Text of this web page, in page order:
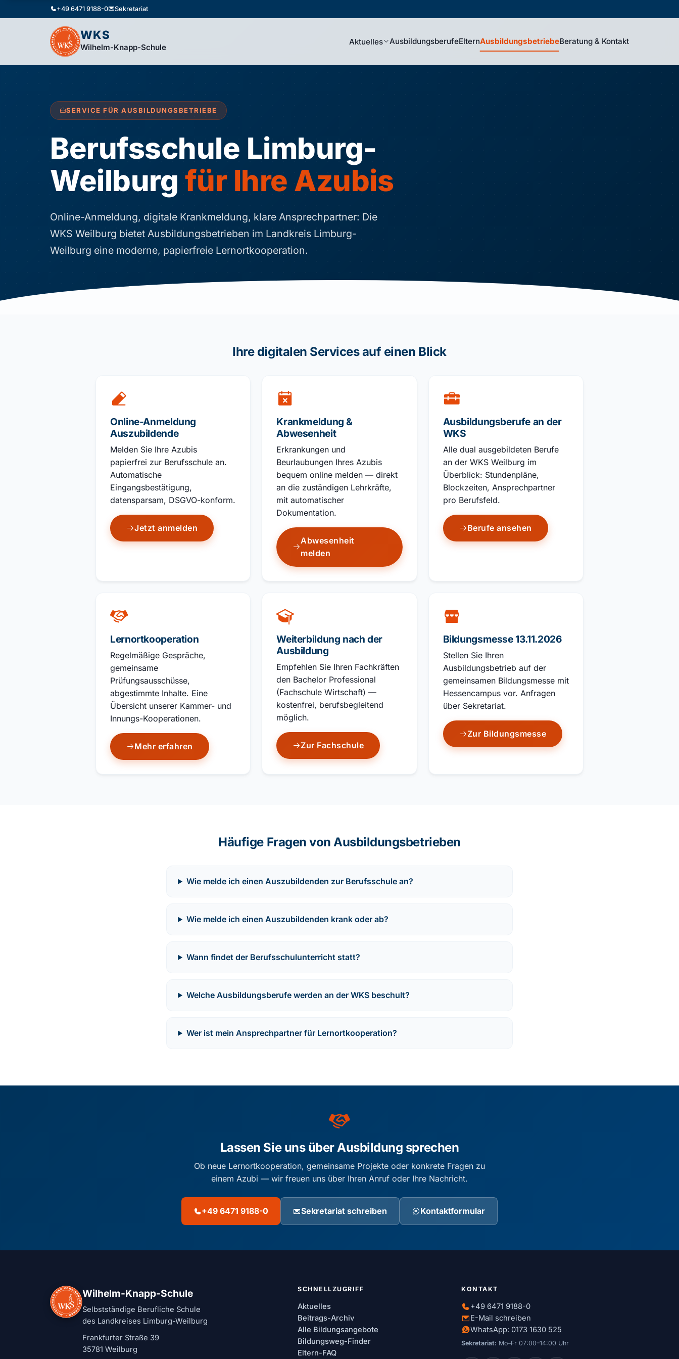
+49 6471 9188-0 Sekretariat
WKS
Wilhelm-Knapp-Schule
Aktuelles AusbildungsberufeElternAusbildungsbetriebeBeratung & Kontakt
SERVICE FÜR AUSBILDUNGSBETRIEBE
Berufsschule Limburg-
Weilburg für Ihre Azubis
Online-Anmeldung, digitale Krankmeldung, klare Ansprechpartner: Die
WKS Weilburg bietet Ausbildungsbetrieben im Landkreis Limburg-
Weilburg eine moderne, papierfreie Lernortkooperation.
Ihre digitalen Services auf einen Blick
Online-Anmeldung
Auszubildende
Melden Sie Ihre Azubis
papierfrei zur Berufsschule an.
Automatische
Eingangsbestätigung,
datensparsam, DSGVO-konform.
Jetzt anmelden
Krankmeldung &
Abwesenheit
Erkrankungen und
Beurlaubungen Ihres Azubis
bequem online melden — direkt
an die zuständigen Lehrkräfte,
mit automatischer
Dokumentation.
Abwesenheit
melden
Ausbildungsberufe an der
WKS
Alle dual ausgebildeten Berufe
an der WKS Weilburg im
Überblick: Stundenpläne,
Blockzeiten, Ansprechpartner
pro Berufsfeld.
Berufe ansehen
Lernortkooperation
Regelmäßige Gespräche,
gemeinsame
Prüfungsausschüsse,
abgestimmte Inhalte. Eine
Übersicht unserer Kammer- und
Innungs-Kooperationen.
Mehr erfahren
Weiterbildung nach der
Ausbildung
Empfehlen Sie Ihren Fachkräften
den Bachelor Professional
(Fachschule Wirtschaft) —
kostenfrei, berufsbegleitend
möglich.
Zur Fachschule
Bildungsmesse 13.11.2026
Stellen Sie Ihren
Ausbildungsbetrieb auf der
gemeinsamen Bildungsmesse mit
Hessencampus vor. Anfragen
über Sekretariat.
Zur Bildungsmesse
Häufige Fragen von Ausbildungsbetrieben
Wie melde ich einen Auszubildenden zur Berufsschule an?
Wie melde ich einen Auszubildenden krank oder ab?
Wann findet der Berufsschulunterricht statt?
Welche Ausbildungsberufe werden an der WKS beschult?
Wer ist mein Ansprechpartner für Lernortkooperation?
Lassen Sie uns über Ausbildung sprechen
Ob neue Lernortkooperation, gemeinsame Projekte oder konkrete Fragen zu
einem Azubi — wir freuen uns über Ihren Anruf oder Ihre Nachricht.
+49 6471 9188-0 Sekretariat schreiben Kontaktformular
Wilhelm-Knapp-Schule
Selbstständige Berufliche Schule
des Landkreises Limburg-Weilburg
Frankfurter Straße 39
35781 Weilburg
SCHNELLZUGRIFF
Aktuelles
Beitrags-Archiv
Alle Bildungsangebote
Bildungsweg-Finder
Eltern-FAQ
KONTAKT
+49 6471 9188-0
E-Mail schreiben
WhatsApp: 0173 1630 525
Sekretariat: Mo–Fr 07:00–14:00 Uhr